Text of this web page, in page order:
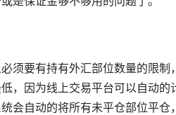
须要有持有外汇部位数量的限
，因为线上交易平台可以自动
会自动的将所有未平仓部位平